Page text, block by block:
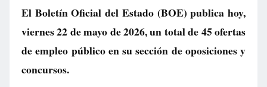
El Boletín Oficial del Estado (BOE) publica hoy,
viernes 22 de mayo de 2026, un total de45 ofertas
de empleo públicoen su sección de oposiciones y
concursos.